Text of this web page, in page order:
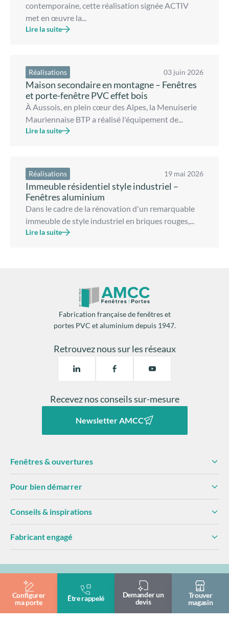
contemporaine, cette réalisation signée ACTIV
met en œuvre la...
Lire la suite
Réalisations 03 juin 2026
Maison secondaire en montagne – Fenêtres
et porte-fenêtre PVC effet bois
À Aussois, en plein cœur des Alpes, la Menuiserie
Mauriennaise BTP a réalisé l'équipement de...
Lire la suite
Réalisations 19 mai 2026
Immeuble résidentiel style industriel –
Fenêtres aluminium
Dans le cadre de la rénovation d'un remarquable
immeuble de style industriel en briques rouges,...
Lire la suite
Fabrication française de fenêtres et
portes PVC et aluminium depuis 1947.
Retrouvez nous sur les réseaux
Recevez nos conseils sur-mesure
Newsletter AMCC
Fenêtres & ouvertures
Pour bien démarrer
Conseils & inspirations
Fabricant engagé
Professionnels
Devenir partenaire Club AMCCDocumentation
Formation & pose
Configurer
ma porte
Être rappelé
Demander un
devis
Trouver
magasin